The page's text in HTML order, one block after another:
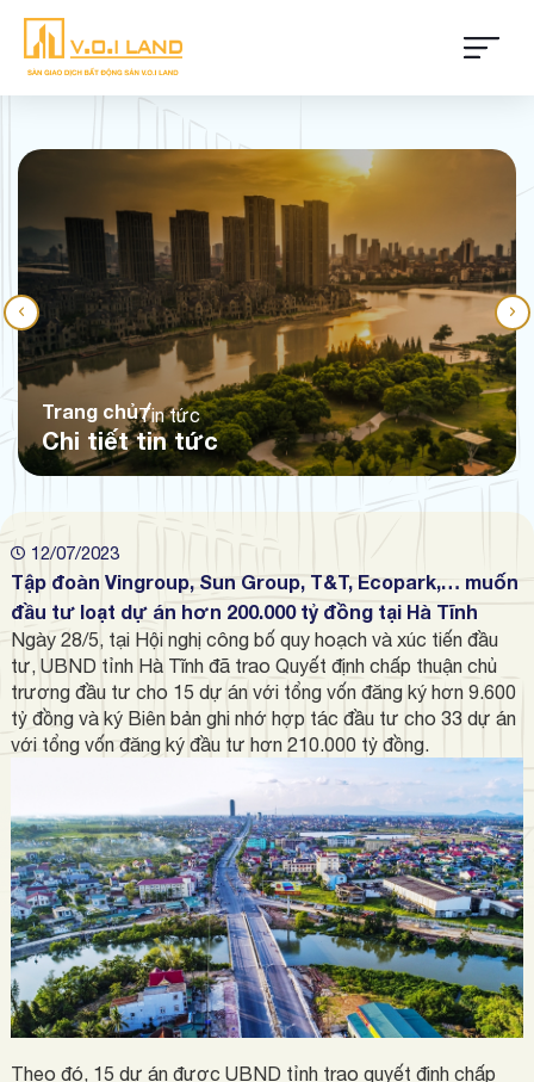
Trang chủTin tức
Chi tiết tin tức
12/07/2023
Tập đoàn Vingroup, Sun Group, T&T, Ecopark,… muốn
đầu tư loạt dự án hơn 200.000 tỷ đồng tại Hà Tĩnh
Ngày 28/5, tại Hội nghị công bố quy hoạch và xúc tiến đầu
tư, UBND tỉnh Hà Tĩnh đã trao Quyết định chấp thuận chủ
trương đầu tư cho 15 dự án với tổng vốn đăng ký hơn 9.600
tỷ đồng và ký Biên bản ghi nhớ hợp tác đầu tư cho 33 dự án
với tổng vốn đăng ký đầu tư hơn 210.000 tỷ đồng.
Theo đó, 15 dự án được UBND tỉnh trao quyết định chấp